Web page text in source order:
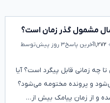
۱,۲۷۲آخرین پاسخ۳ روز پیش
توسط
چه زمانی قابل پیگرد است؟ آیا
می‌شود و پرونده مختومه می‌شود؟
و از زمان پیامک بیش از…